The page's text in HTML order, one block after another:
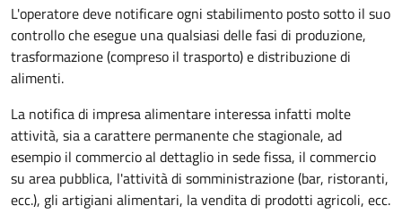
L'operatore deve notificare ogni stabilimento posto sotto il suo
controllo che esegue una qualsiasi delle fasi di produzione,
trasformazione (compreso il trasporto) e distribuzione di
alimenti.
La notifica di impresa alimentare interessa infatti molte
attività, sia a carattere permanente che stagionale, ad
esempio il commercio al dettaglio in sede fissa, il commercio
su area pubblica, l'attività di somministrazione (bar, ristoranti,
ecc.), gli artigiani alimentari, la vendita di prodotti agricoli, ecc.